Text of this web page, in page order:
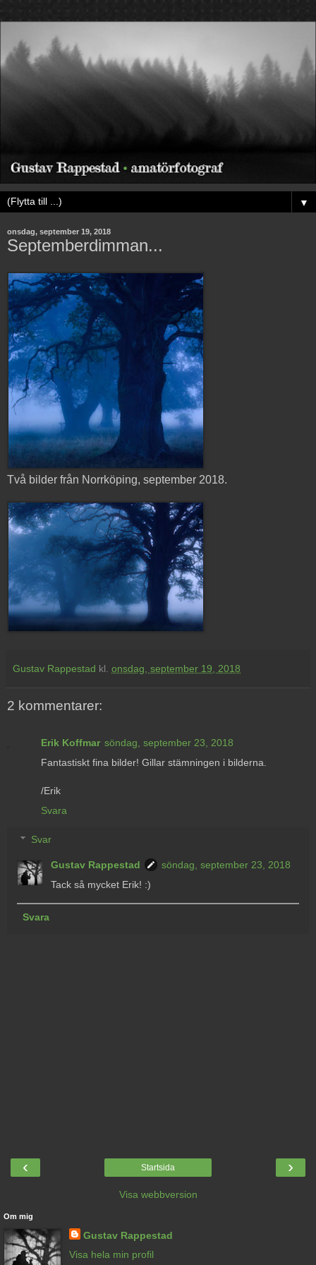
▼
onsdag, september 19, 2018
Septemberdimman...
Två bilder från Norrköping, september 2018.
Gustav Rappestad kl. onsdag, september 19, 2018
2 kommentarer:
Erik Koffmar söndag, september 23, 2018
Fantastiskt fina bilder! Gillar stämningen i bilderna.
/Erik
Svara
Svar
Gustav Rappestad
söndag, september 23, 2018
Tack så mycket Erik! :)
Svara
‹ ›
Startsida
Visa webbversion
Om mig
Gustav Rappestad
Visa hela min profil